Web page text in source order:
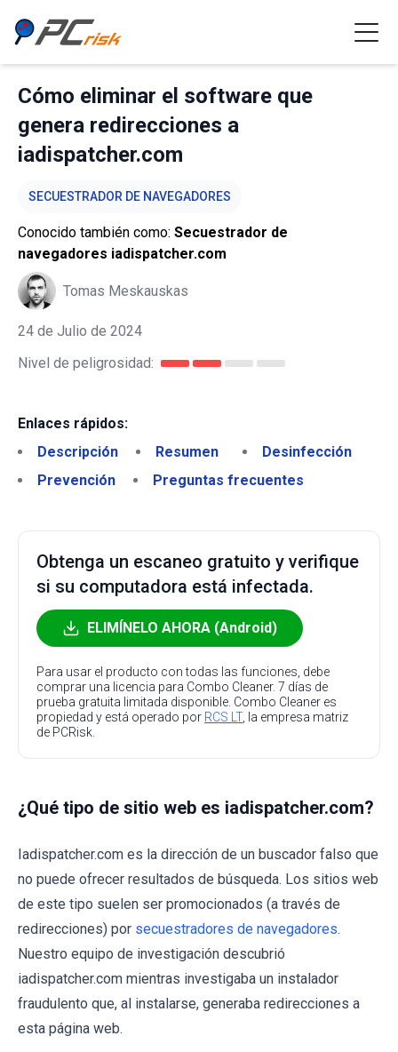
Cómo eliminar el software que
genera redirecciones a
iadispatcher.com
SECUESTRADOR DE NAVEGADORES
Conocido también como: Secuestrador de
navegadores iadispatcher.com
Tomas Meskauskas
24 de Julio de 2024
Nivel de peligrosidad:
Enlaces rápidos:
Descripción
Resumen
Desinfección
Prevención
Preguntas frecuentes
Obtenga un escaneo gratuito y verifique
si su computadora está infectada.
ELIMÍNELO AHORA (Android)
Para usar el producto con todas las funciones, debe
comprar una licencia para Combo Cleaner. 7 días de
prueba gratuita limitada disponible. Combo Cleaner es
propiedad y está operado por RCS LT, la empresa matriz
de PCRisk.
¿Qué tipo de sitio web es iadispatcher.com?
Iadispatcher.com es la dirección de un buscador falso que
no puede ofrecer resultados de búsqueda. Los sitios web
de este tipo suelen ser promocionados (a través de
redirecciones) por secuestradores de navegadores.
Nuestro equipo de investigación descubrió
iadispatcher.com mientras investigaba un instalador
fraudulento que, al instalarse, generaba redirecciones a
esta página web.